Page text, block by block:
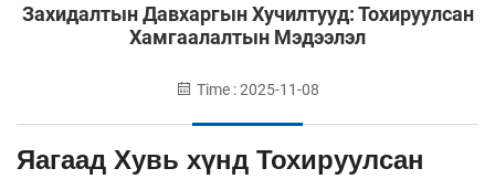
Захидалтын Давхаргын Хучилтууд: Тохируулсан
Хамгаалалтын Мэдээлэл
Time : 2025-11-08
Яагаад Хувь хүнд Тохируулсан